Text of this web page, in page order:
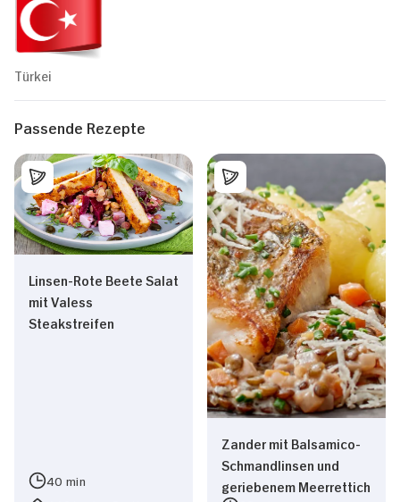
Türkei
Passende Rezepte
Linsen-Rote Beete Salat
mit Valess
Steakstreifen
40 min
Zander mit Balsamico-
Schmandlinsen und
geriebenem Meerrettich